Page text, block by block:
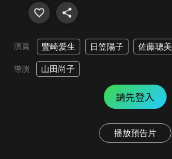
演員 豐崎愛生 日笠陽子 佐藤聰美
導演 山田尚子
請先登入
播放預告片